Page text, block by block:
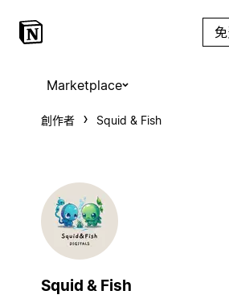
Marketplace
創作者 Squid & Fish
Squid & Fish